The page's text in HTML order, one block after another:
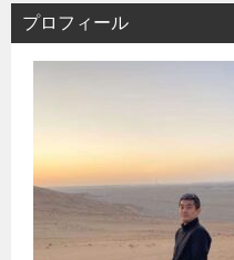
プロフィール